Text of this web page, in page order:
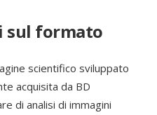
sul formato
scientifico sviluppato
acquisita da BD
di analisi di immagini